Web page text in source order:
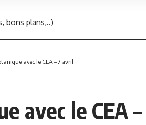
bons plans,..)
avec le CEA – 7 avril
avec le CEA